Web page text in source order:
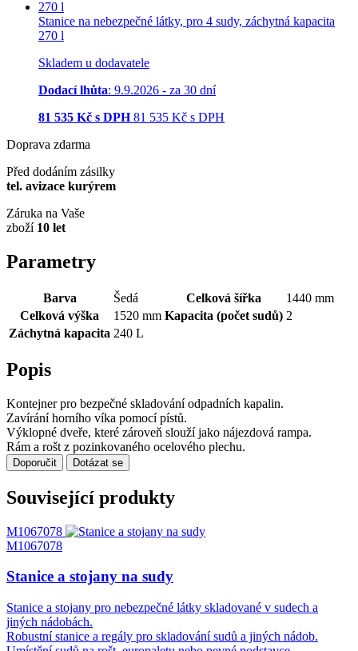
Stanice na nebezpečné látky, pro 4 sudy, záchytná kapacita
270 l
Skladem u dodavatele
Dodací lhůta: 9.9.2026 - za 30 dní
81 535 Kč s DPH 81 535 Kč s DPH
Doprava zdarma
Před dodáním zásilky
tel. avizace kurýrem
Záruka na Vaše
zboží 10 let
Parametry
Barva Šedá Celková šířka
1440 mm
Celková výška
1520 mm Kapacita (počet sudů) 2
Záchytná kapacita 240 L
Popis
Kontejner pro bezpečné skladování odpadních kapalin.
Zavírání horního víka pomocí pístů.
Výklopné dveře, které zároveň slouží jako nájezdová rampa.
Rám a rošt z pozinkovaného ocelového plechu.
Doporučit Dotázat se
Související produkty
M1067078
M1067078
Stanice a stojany na sudy
Stanice a stojany pro nebezpečné látky skladované v sudech a
jiných nádobách.
Robustní stanice a regály pro skladování sudů a jiných nádob.